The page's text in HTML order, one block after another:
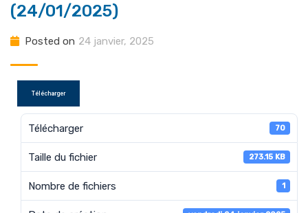
(24/01/2025)
Posted on 24 janvier, 2025
Télécharger
Télécharger 70
Taille du fichier 273.15 KB
Nombre de fichiers 1